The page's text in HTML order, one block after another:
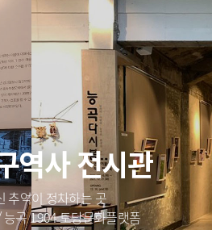
역사 전시관
추억이 정차하는 곳
곡 1904 토당문화플랫폼